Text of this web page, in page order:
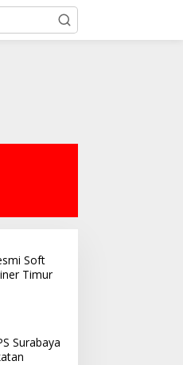
Soft
Timur
Surabaya